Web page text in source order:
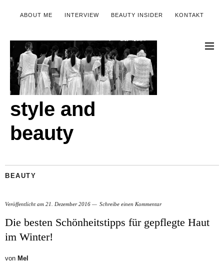
ABOUT ME INTERVIEW BEAUTY INSIDER KONTAKT
style and
beauty
BEAUTY
Veröffentlicht am 21. Dezember 2016 Schreibe einen Kommentar
Die besten Schönheitstipps für gepflegte Haut
im Winter!
von Mel